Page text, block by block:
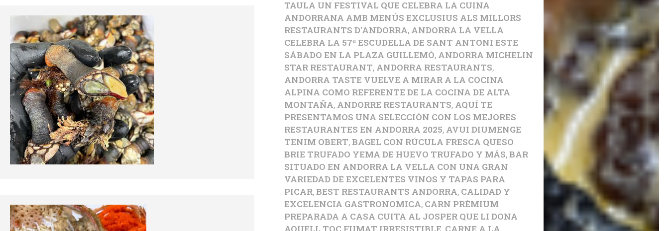
TAULA UN FESTIVAL QUE CELEBRA LA CUINA
ANDORRANA AMB MENÚS EXCLUSIUS ALS MILLORS
RESTAURANTS D'ANDORRA, ANDORRA LA VELLA
CELEBRA LA 57ª ESCUDELLA DE SANT ANTONI ESTE
SÁBADO EN LA PLAZA GUILLEMÓ, ANDORRA MICHELIN
STAR RESTAURANT, ANDORRA RESTAURANTS,
ANDORRA TASTE VUELVE A MIRAR A LA COCINA
ALPINA COMO REFERENTE DE LA COCINA DE ALTA
MONTAÑA, ANDORRE RESTAURANTS, AQUÍ TE
PRESENTAMOS UNA SELECCIÓN CON LOS MEJORES
RESTAURANTES EN ANDORRA 2025, AVUI DIUMENGE
TENIM OBERT,BAGEL CON RÚCULA FRESCA QUESO
BRIE TRUFADO YEMA DE HUEVO TRUFADO Y MÁS,BAR
SITUADO EN ANDORRA LA VELLA CON UNA GRAN
VARIEDAD DE EXCELENTES VINOS Y TAPAS PARA
PICAR,BEST RESTAURANTS ANDORRA, CALIDAD Y
EXCELENCIA GASTRONOMICA, CARN PRÈMIUM
PREPARADA A CASA CUITA AL JOSPER QUE LI DONA